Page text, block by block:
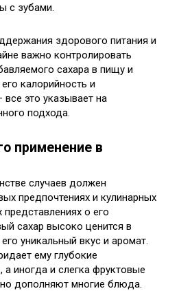
с зубами.
здорового питания и
важно контролировать
сахара в пищу и
калорийность и
все это указывает на
подхода.
применение в
случаев должен
предпочтениях и кулинарных
о его
сахар высоко ценится в
уникальный вкус и аромат.
ему глубокие
иногда и слегка фруктовые
дополняют многие блюда.